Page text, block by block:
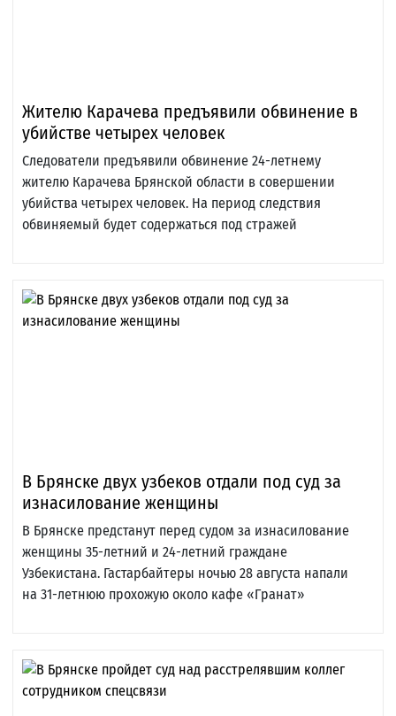
Жителю Карачева предъявили обвинение в
убийстве четырех человек
Следователи предъявили обвинение 24-летнему
жителю Карачева Брянской области в совершении
убийства четырех человек. На период следствия
обвиняемый будет содержаться под стражей
В Брянске двух узбеков отдали под суд за
изнасилование женщины
В Брянске предстанут перед судом за изнасилование
женщины 35-летний и 24-летний граждане
Узбекистана. Гастарбайтеры ночью 28 августа напали
на 31-летнюю прохожую около кафе «Гранат»